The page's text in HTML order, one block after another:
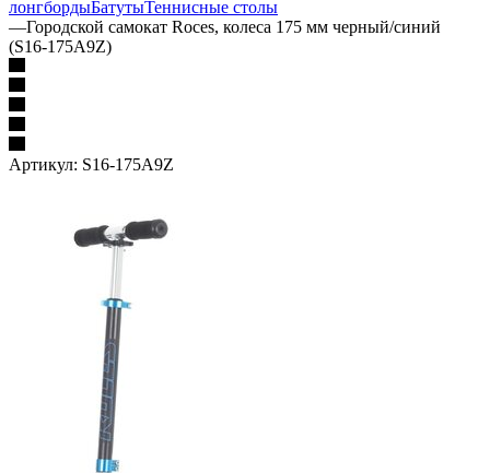
лонгбордыБатутыТеннисные столы
—Городской самокат Roces, колеса 175 мм черный/синий
(S16-175A9Z)
Артикул: S16-175A9Z